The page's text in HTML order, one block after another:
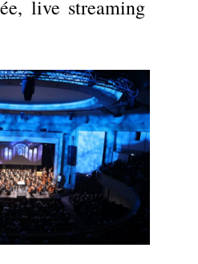
live streaming